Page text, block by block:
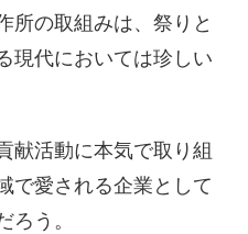
所の取組みは、祭りと
現代においては珍しい
献活動に本気で取り組
で愛される企業として
ろう。